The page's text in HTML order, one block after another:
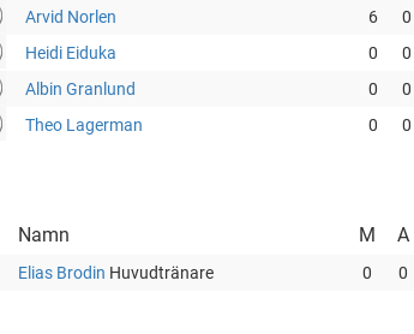
Arvid Norlen 6 0
Heidi Eiduka 0 0
Albin Granlund 0 0
Theo Lagerman 0 0
Namn M A
Elias Brodin Huvudtränare 0 0